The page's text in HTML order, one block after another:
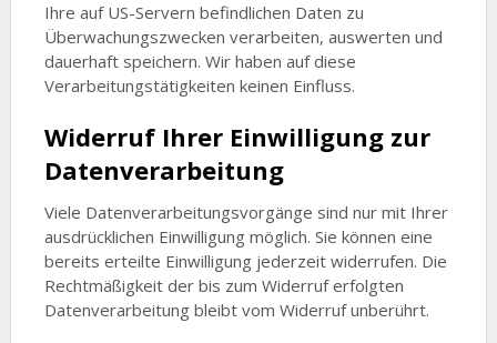
Ihre auf US-Servern befindlichen Daten zu
Überwachungszwecken verarbeiten, auswerten und
dauerhaft speichern. Wir haben auf diese
Verarbeitungstätigkeiten keinen Einfluss.
Widerruf Ihrer Einwilligung zur
Datenverarbeitung
Viele Datenverarbeitungsvorgänge sind nur mit Ihrer
ausdrücklichen Einwilligung möglich. Sie können eine
bereits erteilte Einwilligung jederzeit widerrufen. Die
Rechtmäßigkeit der bis zum Widerruf erfolgten
Datenverarbeitung bleibt vom Widerruf unberührt.